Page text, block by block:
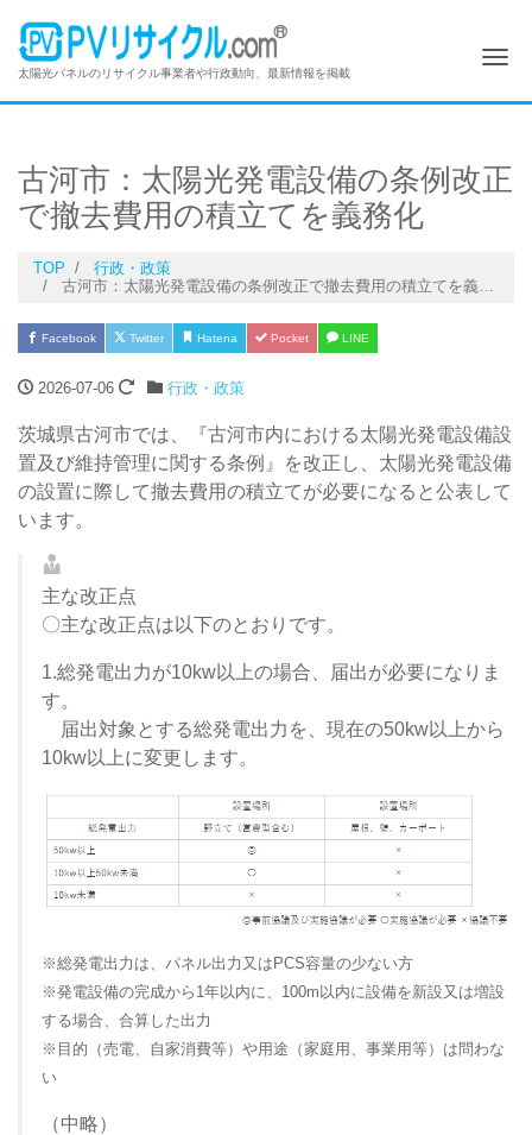
太陽光パネルのリサイクル事業者や行政動向、最新情報を掲載
古河市：太陽光発電設備の条例改正
で撤去費用の積立てを義務化
TOP
行政・政策
古河市：太陽光発電設備の条例改正で撤去費用の積立てを義務化
Facebook Twitter Hatena Pocket LINE
2026-07-06 行政・政策
茨城県古河市では、『古河市内における太陽光発電設備設
置及び維持管理に関する条例』を改正し、太陽光発電設備
の設置に際して撤去費用の積立てが必要になると公表して
います。
主な改正点
〇主な改正点は以下のとおりです。
1.総発電出力が10kw以上の場合、届出が必要になりま
す。
届出対象とする総発電出力を、現在の50kw以上から
10kw以上に変更します。
※総発電出力は、パネル出力又はPCS容量の少ない方
※発電設備の完成から1年以内に、100m以内に設備を新設又は増設
する場合、合算した出力
※目的（売電、自家消費等）や用途（家庭用、事業用等）は問わな
い
（中略）